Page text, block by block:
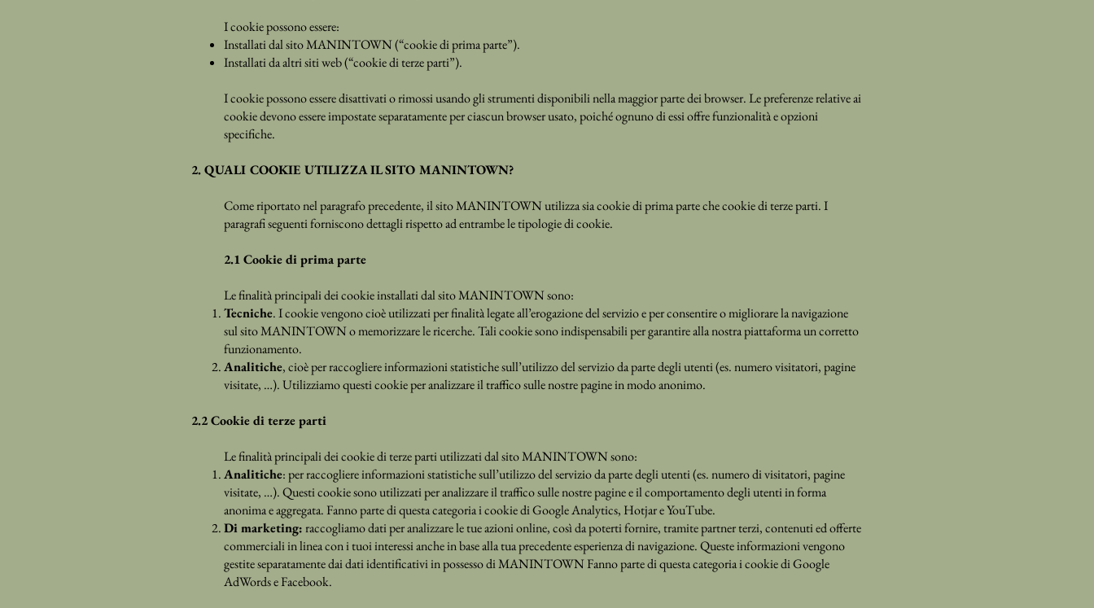
I cookie possono essere:
Installati dal sito MANINTOWN (“cookie di prima parte”).
Installati da altri siti web (“cookie di terze parti”).
I cookie possono essere disattivati o rimossi usando gli strumenti disponibili nella maggior parte dei browser. Le preferenze relative ai
cookie devono essere impostate separatamente per ciascun browser usato, poiché ognuno di essi offre funzionalità e opzioni
specifiche.
2. QUALI COOKIE UTILIZZA IL SITO MANINTOWN?
Come riportato nel paragrafo precedente, il sito MANINTOWN utilizza sia cookie di prima parte che cookie di terze parti. I
paragrafi seguenti forniscono dettagli rispetto ad entrambe le tipologie di cookie.
2.1 Cookie di prima parte
Le finalità principali dei cookie installati dal sito MANINTOWN sono:
Tecniche. I cookie vengono cioè utilizzati per finalità legate all’erogazione del servizio e per consentire o migliorare la navigazione
sul sito MANINTOWN o memorizzare le ricerche. Tali cookie sono indispensabili per garantire alla nostra piattaforma un corretto
funzionamento.
Analitiche, cioè per raccogliere informazioni statistiche sull’utilizzo del servizio da parte degli utenti (es. numero visitatori, pagine
visitate, …). Utilizziamo questi cookie per analizzare il traffico sulle nostre pagine in modo anonimo.
2.2 Cookie di terze parti
Le finalità principali dei cookie di terze parti utilizzati dal sito MANINTOWN sono:
Analitiche: per raccogliere informazioni statistiche sull’utilizzo del servizio da parte degli utenti (es. numero di visitatori, pagine
visitate, …). Questi cookie sono utilizzati per analizzare il traffico sulle nostre pagine e il comportamento degli utenti in forma
anonima e aggregata. Fanno parte di questa categoria i cookie di Google Analytics, Hotjar e YouTube.
Di marketing:raccogliamo dati per analizzare le tue azioni online, così da poterti fornire, tramite partner terzi, contenuti ed offerte
commerciali in linea con i tuoi interessi anche in base alla tua precedente esperienza di navigazione. Queste informazioni vengono
gestite separatamente dai dati identificativi in possesso di MANINTOWN Fanno parte di questa categoria i cookie di Google
AdWords e Facebook.